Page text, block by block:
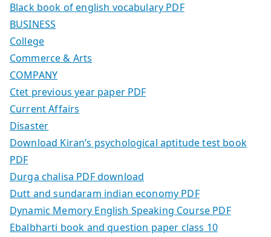
Black book of english vocabulary PDF
BUSINESS
College
Commerce & Arts
COMPANY
Ctet previous year paper PDF
Current Affairs
Disaster
Download Kiran’s psychological aptitude test book
PDF
Durga chalisa PDF download
Dutt and sundaram indian economy PDF
Dynamic Memory English Speaking Course PDF
Ebalbharti book and question paper class 10